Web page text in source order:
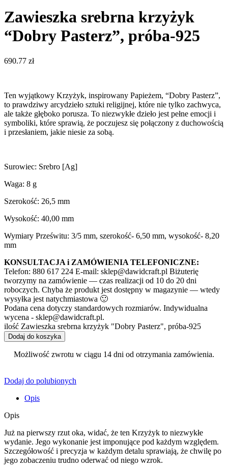
Zawieszka srebrna krzyżyk
“Dobry Pasterz”, próba-925
690.77 zł
Ten wyjątkowy Krzyżyk, inspirowany Papieżem, “Dobry Pasterz”,
to prawdziwy arcydzieło sztuki religijnej, które nie tylko zachwyca,
ale także głęboko porusza. To niezwykłe dzieło jest pełne emocji i
symboliki, które sprawią, że poczujesz się połączony z duchowością
i przesłaniem, jakie niesie za sobą.
Surowiec: Srebro [Ag]
Waga: 8 g
Szerokość: 26,5 mm
Wysokość: 40,00 mm
Wymiary Prześwitu: 3/5 mm, szerokość- 6,50 mm, wysokość- 8,20
mm
KONSULTACJA i ZAMÓWIENIA TELEFONICZNE:
Telefon: 880 617 224 E-mail: sklep@dawidcraft.pl Biżuterię
tworzymy na zamówienie — czas realizacji od 10 do 20 dni
roboczych. Chyba że produkt jest dostępny w magazynie — wtedy
wysyłka jest natychmiastowa 🙂
Podana cena dotyczy standardowych rozmiarów. Indywidualna
wycena - sklep@dawidcraft.pl.
ilość Zawieszka srebrna krzyżyk "Dobry Pasterz", próba-925
Dodaj do koszyka
Możliwość zwrotu w ciągu 14 dni od otrzymania zamówienia.
Dodaj do polubionych
Opis
Opis
Już na pierwszy rzut oka, widać, że ten Krzyżyk to niezwykłe
wydanie. Jego wykonanie jest imponujące pod każdym względem.
Szczegółowość i precyzja w każdym detalu sprawiają, że chwilę po
jego zobaczeniu trudno oderwać od niego wzrok.